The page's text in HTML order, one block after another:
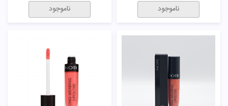
ناموجود
ناموجود